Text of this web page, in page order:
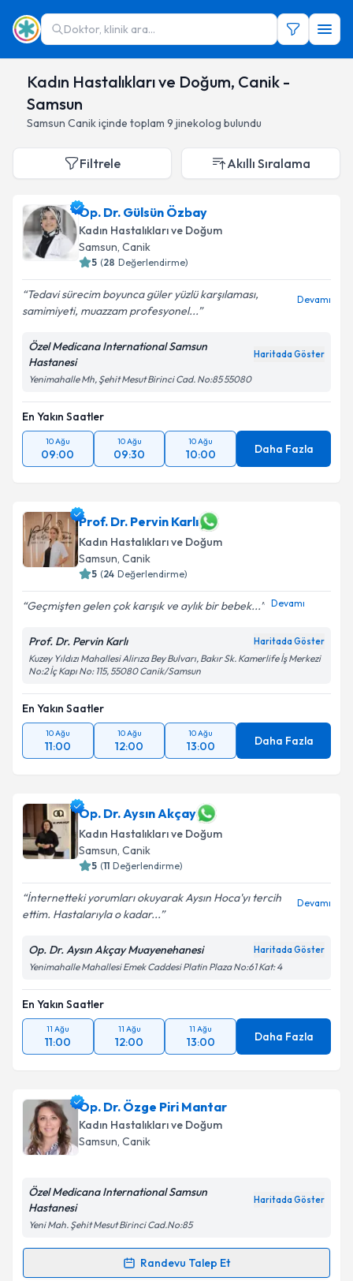
Doktor, klinik ara...
Kadın Hastalıkları ve Doğum, Canik -
Samsun
Samsun Canikiçinde toplam 9 jinekolog bulundu
Filtrele Akıllı Sıralama
Op. Dr. Gülsün Özbay
Kadın Hastalıkları ve Doğum
Samsun, Canik
5 (28 Değerlendirme)
Tedavi sürecim boyunca güler yüzlü karşılaması,
samimiyeti, muazzam profesyonel...
Devamı
Özel Medicana International Samsun
Hastanesi
Haritada Göster
Yenimahalle Mh, Şehit Mesut Birinci Cad. No:85 55080
En Yakın Saatler
10 Ağu
09:00
10 Ağu
09:30
10 Ağu
10:00 Daha Fazla
Prof. Dr. Pervin Karlı
Kadın Hastalıkları ve Doğum
Samsun, Canik
5 (24 Değerlendirme)
Geçmişten gelen çok karışık ve aylık bir bebek... Devamı
Prof. Dr. Pervin Karlı Haritada Göster
Kuzey Yıldızı Mahallesi Alirıza Bey Bulvarı, Bakır Sk. Kamerlife İş Merkezi
No:2 İç Kapı No: 115, 55080 Canik/Samsun
En Yakın Saatler
10 Ağu
11:00
10 Ağu
12:00
10 Ağu
13:00 Daha Fazla
Op. Dr. Aysın Akçay
Kadın Hastalıkları ve Doğum
Samsun, Canik
5 (11 Değerlendirme)
İnternetteki yorumları okuyarak Aysın Hoca'yı tercih
ettim. Hastalarıyla o kadar...
Devamı
Op. Dr. Aysın Akçay Muayenehanesi Haritada Göster
Yenimahalle Mahallesi Emek Caddesi Platin Plaza No:61 Kat: 4
En Yakın Saatler
11 Ağu
11:00
11 Ağu
12:00
11 Ağu
13:00 Daha Fazla
Op. Dr. Özge Piri Mantar
Kadın Hastalıkları ve Doğum
Samsun, Canik
Özel Medicana International Samsun
Hastanesi
Haritada Göster
Yeni Mah. Şehit Mesut Birinci Cad.No:85
Randevu Talep Et
Randevu Takvimi Talebi